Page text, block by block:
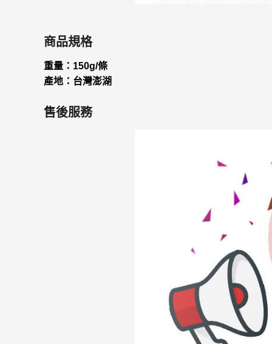
商品規格
重量：150g/條
產地：台灣澎湖
售後服務